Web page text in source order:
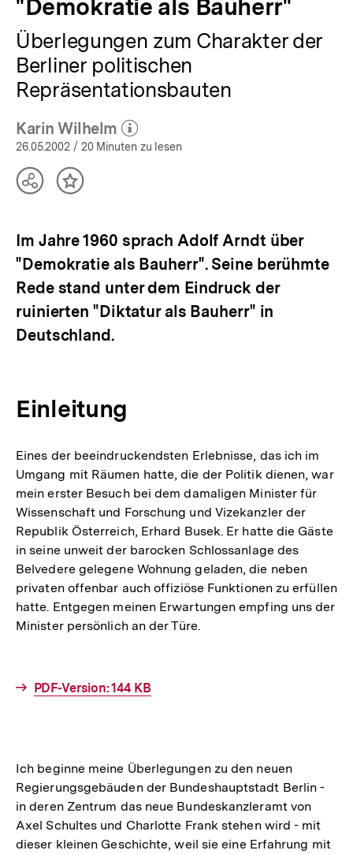
"Demokratie als Bauherr"
Überlegungen zum Charakter der
Berliner politischen
Repräsentationsbauten
Karin Wilhelm
(Mehr zum Autor)
öffnen
26.05.2002 / 20 Minuten zu lesen
TeilenInhalt
Im Jahre 1960 sprach Adolf Arndt über
"Demokratie als Bauherr". Seine berühmte
Rede stand unter dem Eindruck der
ruinierten "Diktatur als Bauherr" in
Deutschland.
Einleitung
Eines der beeindruckendsten Erlebnisse, das ich im
Umgang mit Räumen hatte, die der Politik dienen, war
mein erster Besuch bei dem damaligen Minister für
Wissenschaft und Forschung und Vizekanzler der
Republik Österreich, Erhard Busek. Er hatte die Gäste
in seine unweit der barocken Schlossanlage des
Belvedere gelegene Wohnung geladen, die neben
privaten offenbar auch offiziöse Funktionen zu erfüllen
hatte. Entgegen meinen Erwartungen empfing uns der
Minister persönlich an der Türe.
Interner
PDF-Version: 144 KB
Ich beginne meine Überlegungen zu den neuen
Regierungsgebäuden der Bundeshauptstadt Berlin -
in deren Zentrum das neue Bundeskanzleramt von
Axel Schultes und Charlotte Frank stehen wird - mit
dieser kleinen Geschichte, weil sie eine Erfahrung mit